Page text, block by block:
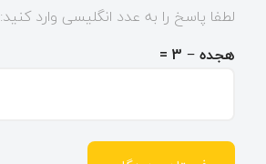
لطفا پاسخ را به عدد انگلیسی وارد کنید:
هجده − 3 =